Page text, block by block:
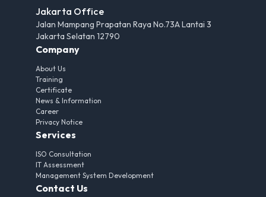
Jakarta Office
Jalan Mampang Prapatan Raya No.73A Lantai 3
Jakarta Selatan 12790
Company
About Us
Training
Certificate
News & Information
Career
Privacy Notice
Services
ISO Consultation
IT Assessment
Management System Development
Contact Us